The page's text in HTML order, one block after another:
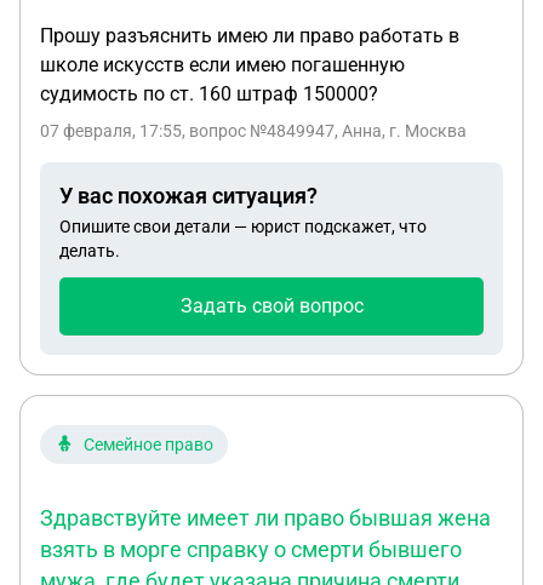
Прошу разъяснить имею ли право работать в
школе искусств если имею погашенную
судимость по ст. 160 штраф 150000?
07 февраля, 17:55, вопрос №4849947, Анна, г. Москва
У вас похожая ситуация?
Опишите свои детали — юрист подскажет, что
делать.
Задать свой вопрос
Семейное право
Здравствуйте имеет ли право бывшая жена
взять в морге справку о смерти бывшего